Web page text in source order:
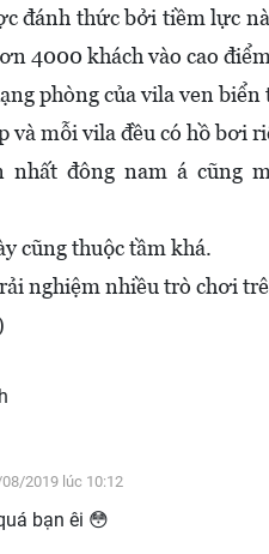
đánh thức bởi tiềm lực
4000 khách vào cao
phòng của vila ven biển
và mỗi vila đều có hồ bơi
nhất đông nam á cũng
cũng thuộc tầm khá.
nghiệm nhiều trò chơi
2019 lúc 10:12
bạn êi 😳